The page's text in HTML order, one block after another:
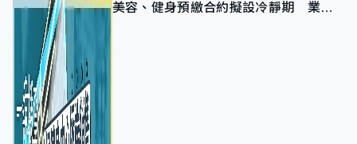
美容、健身預繳合約擬設冷靜期 業界